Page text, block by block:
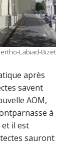
Labiad-Bizet
après
savent
AOM,
à
et il est
sauront